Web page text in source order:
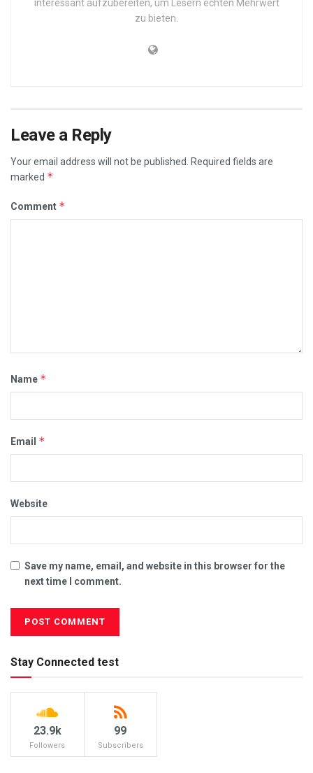
interessant aufzubereiten, um Lesern echten Mehrwert
zu bieten.
Leave a Reply
Your email address will not be published. Required fields are
marked *
Comment *
Name *
Email *
Website
Save my name, email, and website in this browser for the
next time I comment.
Stay Connected test
23.9k
Followers
99
Subscribers